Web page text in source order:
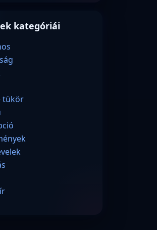
kategóriái
tükör